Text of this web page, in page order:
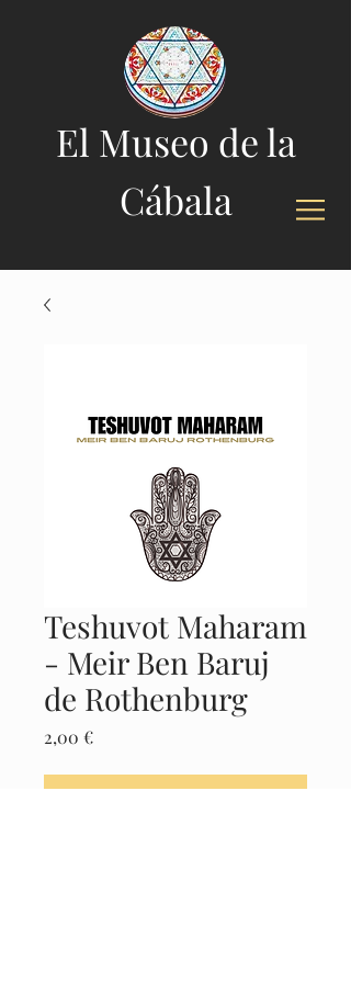
El Museo de la
Cábala
Teshuvot Maharam
- Meir Ben Baruj
de Rothenburg
2,00 €Precio
Agregar al carrito